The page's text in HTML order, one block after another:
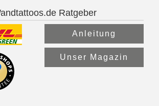
Ratgeber
Anleitung
Unser Magazin